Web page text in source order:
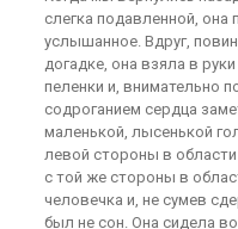
слегка подавленной, она
услышанное. Вдруг,
догадке, она взяла в
пеленки и, внимательно
содроганием сердца
маленькой, лысенькой
левой стороны в
с той же стороны в
человечка и, не сумев
был не сон. Она сидела